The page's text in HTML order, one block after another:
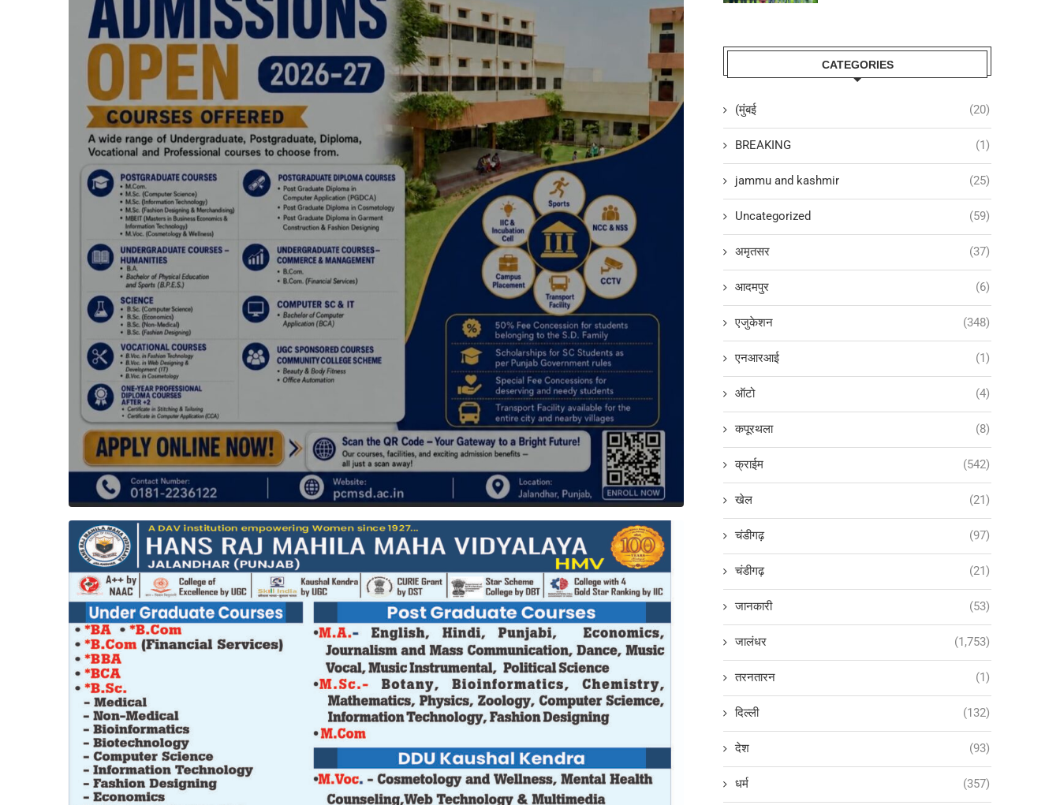
CATEGORIES
(मुंबई (20)
BREAKING (1)
jammu and kashmir (25)
Uncategorized (59)
अमृतसर (37)
आदमपुर (6)
एजुकेशन (348)
एनआरआई (1)
ऑटो (4)
कपूरथला (8)
क्राईम (542)
खेल (21)
चंडीगढ़ (97)
चंडीगढ़ (21)
जानकारी (53)
जालंधर (1,753)
तरनतारन (1)
दिल्ली (132)
देश (93)
धर्म (357)